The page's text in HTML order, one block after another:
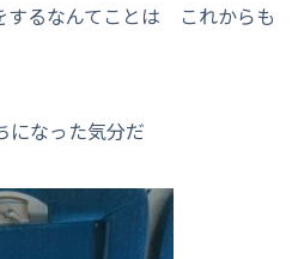
るなんてことは これからも
なった気分だ